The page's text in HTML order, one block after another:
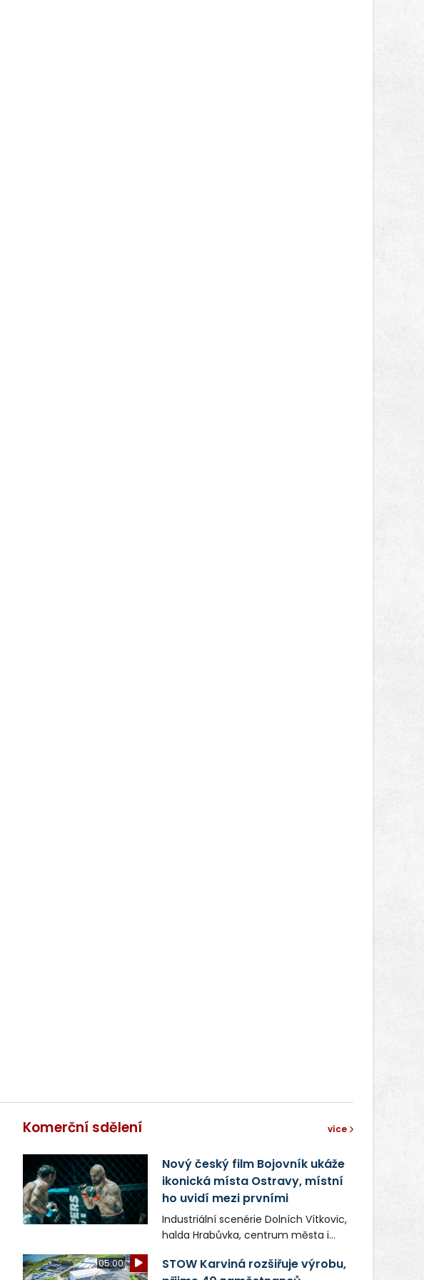
Komerční sdělení více
Nový český film Bojovník ukáže
ikonická místa Ostravy, místní
ho uvidí mezi prvními
Industriální scenérie Dolních Vítkovic,
halda Hrabůvka, centrum města i
v novém filmu Bojovník, který vstoupí
05:00
STOW Karviná rozšiřuje výrobu,